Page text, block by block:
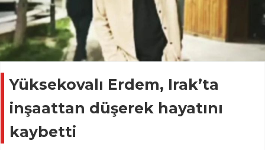
Yüksekovalı Erdem, Irak’ta
inşaattan düşerek hayatını
kaybetti